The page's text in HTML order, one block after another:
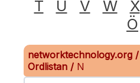
T
U V W X
Ö
networktechnology.org /
Ordlistan / N